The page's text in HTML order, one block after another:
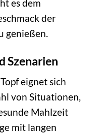
es dem
der
genießen.
Szenarien
eignet sich
von Situationen,
Mahlzeit
mit langen